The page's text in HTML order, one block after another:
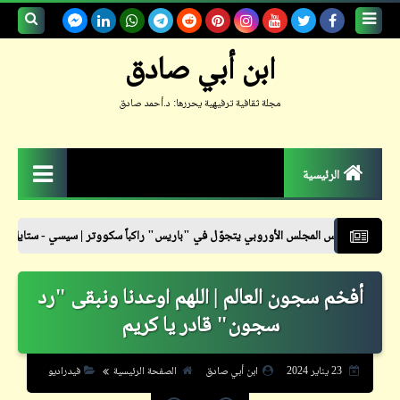
ابن أبي صادق
مجلة ثقافية ترفيهية يحررها: د.أحمد صادق
الرئيسية
حكم
حواديت
حوار
الأوروبي يتجوّل في "باريس" راكباً سكووتر | سيسي - ستايل نشرة
أفخم سجون العالم | اللهم اوعدنا ونبقى "رد
سجون" قادر يا كريم
23 يناير 2024 ابن أبي صادق الصفحة الرئيسية
فيدراديو